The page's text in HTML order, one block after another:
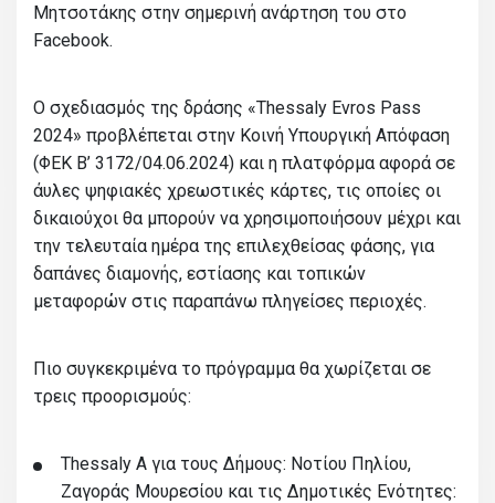
Μητσοτάκης στην σημερινή ανάρτηση του στο
Facebook.
Ο σχεδιασμός της δράσης «Thessaly Evros Pass
2024» προβλέπεται στην Κοινή Υπουργική Απόφαση
(ΦΕΚ Β’ 3172/04.06.2024) και η πλατφόρμα αφορά σε
άυλες ψηφιακές χρεωστικές κάρτες, τις οποίες οι
δικαιούχοι θα μπορούν να χρησιμοποιήσουν μέχρι και
την τελευταία ημέρα της επιλεχθείσας φάσης, για
δαπάνες διαμονής, εστίασης και τοπικών
μεταφορών στις παραπάνω πληγείσες περιοχές.
Πιο συγκεκριμένα το πρόγραμμα θα χωρίζεται σε
τρεις προορισμούς:
Thessaly A για τους Δήμους: Νοτίου Πηλίου,
Ζαγοράς Μουρεσίου και τις Δημοτικές Ενότητες: